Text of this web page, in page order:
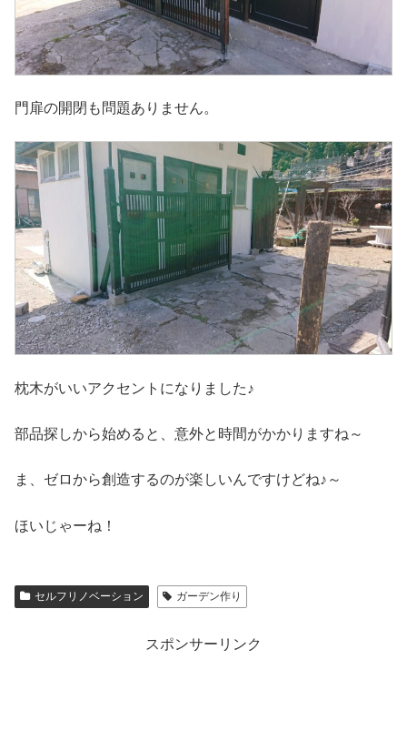
門扉の開閉も問題ありません。
枕木がいいアクセントになりました♪
部品探しから始めると、意外と時間がかかりますね～
ま、ゼロから創造するのが楽しいんですけどね♪～
ほいじゃーね！
セルフリノベーション ガーデン作り
スポンサーリンク